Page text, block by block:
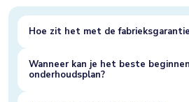
Hoe zit het met de
Wanneer kan je het beste
onderhoudsplan?